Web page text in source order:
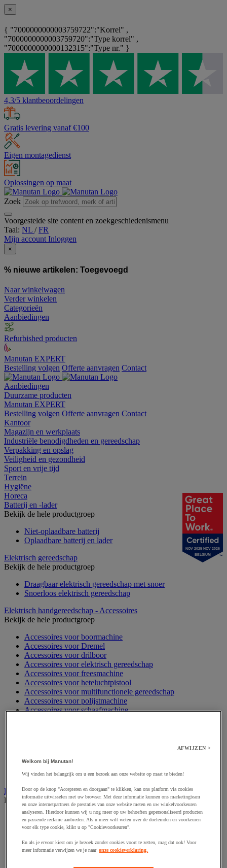
×
{ "7000000000003759722":"Korrel" ,
"7000000000003759720":"Type korrel" ,
"7000000000000132315":"Type nr." }
4,3/5 klantbeoordelingen
Gratis levering vanaf €100
Eigen montagedienst
Oplossingen op maat
Zoek
Voorgestelde site content en zoekgeschiedenismenu
Taal: NL /FR
Mijn account Inloggen
×
% nieuwe artikelen: Toegevoegd
Naar winkelwagen
Verder winkelen
Categorieën
Aanbiedingen
Refurbished producten
Manutan EXPERT
Bestelling volgen Offerte aanvragen Contact
Aanbiedingen
Duurzame producten
Manutan EXPERT
Bestelling volgen Offerte aanvragen Contact
Kantoor
Magazijn en werkplaats
Industriële benodigdheden en gereedschap
Verpakking en opslag
Veiligheid en gezondheid
Sport en vrije tijd
Terrein
Hygiëne
Horeca
Batterij en -lader
Bekijk de hele productgroep
Niet-oplaadbare batterij
Oplaadbare batterij en lader
Elektrisch gereedschap
Bekijk de hele productgroep
Draagbaar elektrisch gereedschap met snoer
Snoerloos elektrisch gereedschap
Elektrisch handgereedschap - Accessoires
Bekijk de hele productgroep
Accessoires voor boormachine
Accessoires voor Dremel
Accessoires voor drilboor
Accessoires voor elektrisch gereedschap
Accessoires voor freesmachine
Accessoires voor heteluchtpistool
Accessoires voor multifunctionele gereedschap
Accessoires voor polijstmachine
Accessoires voor schaafmachine
Accessoires voor spijkermachine
Accessoires voor zaag
Elektrische toebehoren en verlichting
Bekijk de hele productgroep
Accessoires voor elektrisch schakelpaneel
Batterij, oplader en kabel
Elektrische uitrusting
Verlengsnoer, stekkerdoos en kapelhaspel
NOV 2025-NOV 2026
BELGIUM
AFWIJZEN >
Welkom bij Manutan!
Wij vinden het belangrijk om u een bezoek aan onze website op maat te bieden!
Door op de knop "Accepteren en doorgaan" te klikken, kan ons platform via cookies
informatie uitwisselen met uw browser. Met deze informatie kunnen ons marketingteam
en onze internetpartners de prestaties van onze website meten en uw winkelvoorkeuren
analyseren. Hierdoor kunnen wij u nog meer op uw behoeften gepersonaliseerd producten
en passende reclame aanbieden. Als u meer wilt weten over de doeleinden en voorkeuren
voor elk type cookie, klikt u op "Cookievoorkeuren".
En als je ervoor kiest om je bezoek zonder cookies voort te zetten, mag dat ook! Voor
meer informatie verwijzen we je naar onze cookieverklaring.